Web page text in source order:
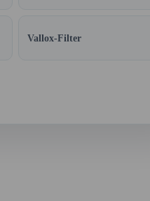
Vallox-Filter